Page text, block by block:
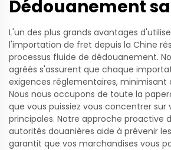
Dédouanement
L'un des plus grands avantages
l'importation de fret depuis la Chine
processus fluide de dédouanement.
agréés s'assurent que chaque
exigences réglementaires, minimisant
Nous nous occupons de toute la
que vous puissiez vous concentrer sur
principales. Notre approche proactive
autorités douanières aide à prévenir
garantit que vos marchandises vous